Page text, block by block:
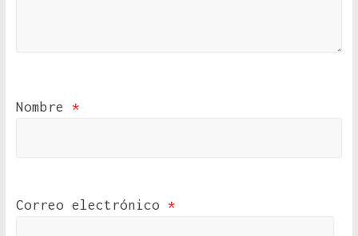
Nombre *
Correo electrónico *